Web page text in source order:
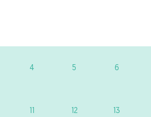
4 5 6
11 12 13